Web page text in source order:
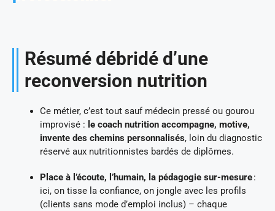
Résumé débridé d’une
reconversion nutrition
Ce métier, c’est tout sauf médecin pressé ou gourou
improvisé : le coach nutrition accompagne, motive,
invente des chemins personnalisés, loin du diagnostic
réservé aux nutritionnistes bardés de diplômes.
Place à l’écoute, l’humain, la pédagogie sur-mesure:
ici, on tisse la confiance, on jongle avec les profils
(clients sans mode d’emploi inclus) – chaque